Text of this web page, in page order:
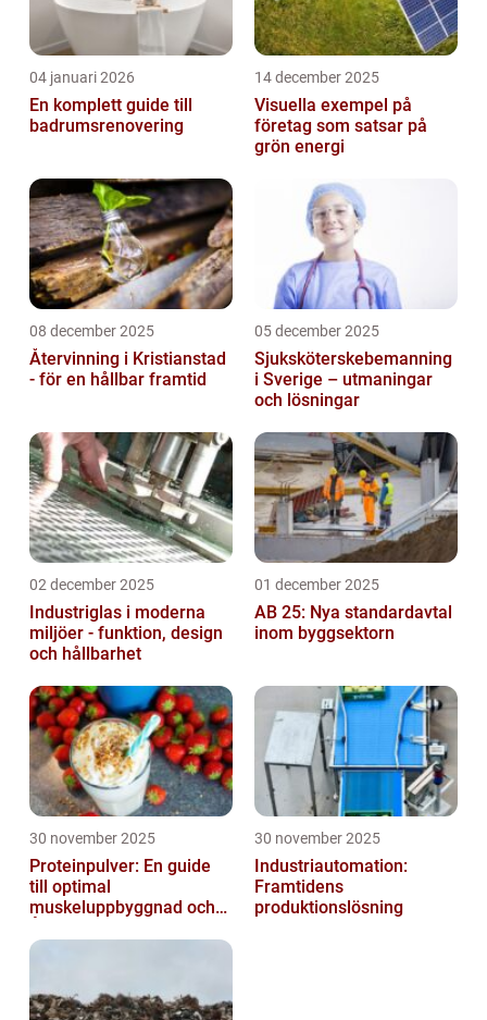
04 januari 2026
En komplett guide till
badrumsrenovering
14 december 2025
Visuella exempel på
företag som satsar på
grön energi
08 december 2025
Återvinning i Kristianstad
- för en hållbar framtid
05 december 2025
Sjuksköterskebemanning
i Sverige – utmaningar
och lösningar
02 december 2025
Industriglas i moderna
miljöer - funktion, design
och hållbarhet
01 december 2025
AB 25: Nya standardavtal
inom byggsektorn
30 november 2025
Proteinpulver: En guide
till optimal
muskeluppbyggnad och
30 november 2025
Industriautomation:
Framtidens
produktionslösning